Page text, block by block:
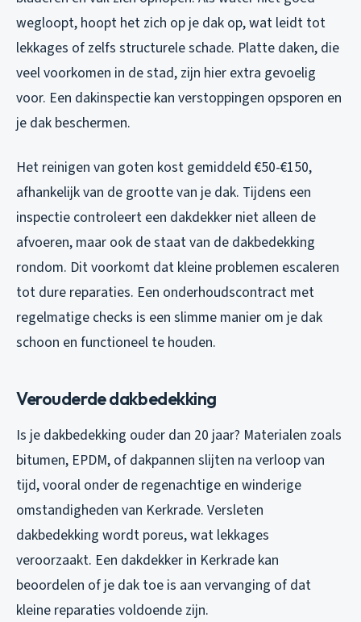
wegloopt, hoopt het zich op je dak op, wat leidt tot
lekkages of zelfs structurele schade. Platte daken, die
veel voorkomen in de stad, zijn hier extra gevoelig
voor. Een dakinspectie kan verstoppingen opsporen en
je dak beschermen.
Het reinigen van goten kost gemiddeld €50-€150,
afhankelijk van de grootte van je dak. Tijdens een
inspectie controleert een dakdekker niet alleen de
afvoeren, maar ook de staat van de dakbedekking
rondom. Dit voorkomt dat kleine problemen escaleren
tot dure reparaties. Een onderhoudscontract met
regelmatige checks is een slimme manier om je dak
schoon en functioneel te houden.
Verouderde dakbedekking
Is je dakbedekking ouder dan 20 jaar? Materialen zoals
bitumen, EPDM, of dakpannen slijten na verloop van
tijd, vooral onder de regenachtige en winderige
omstandigheden van Kerkrade. Versleten
dakbedekking wordt poreus, wat lekkages
veroorzaakt. Een dakdekker in Kerkrade kan
beoordelen of je dak toe is aan vervanging of dat
kleine reparaties voldoende zijn.